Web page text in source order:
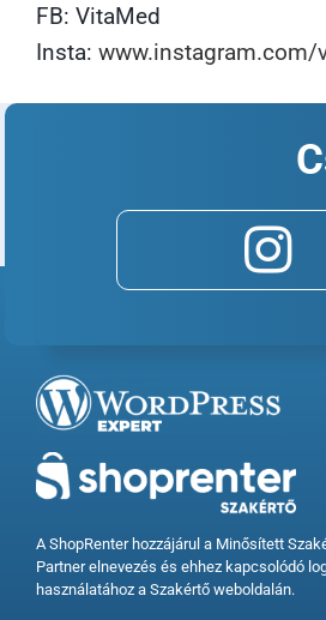
FB: VitaMed
Insta: www.instagram.com/
A ShopRenter hozzájárul a Minősített
Partner elnevezés és ehhez kapcsolódó
használatához a Szakértő weboldalán.